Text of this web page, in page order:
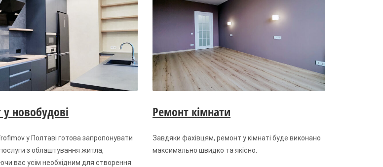
новобудові
у Полтаві готова запропонувати
послуги з облаштування житла,
вас усім необхідним для створення
Ремонт кімнати
Завдяки фахівцям, ремонт у кімнаті буде виконано
максимально швидко та якісно.